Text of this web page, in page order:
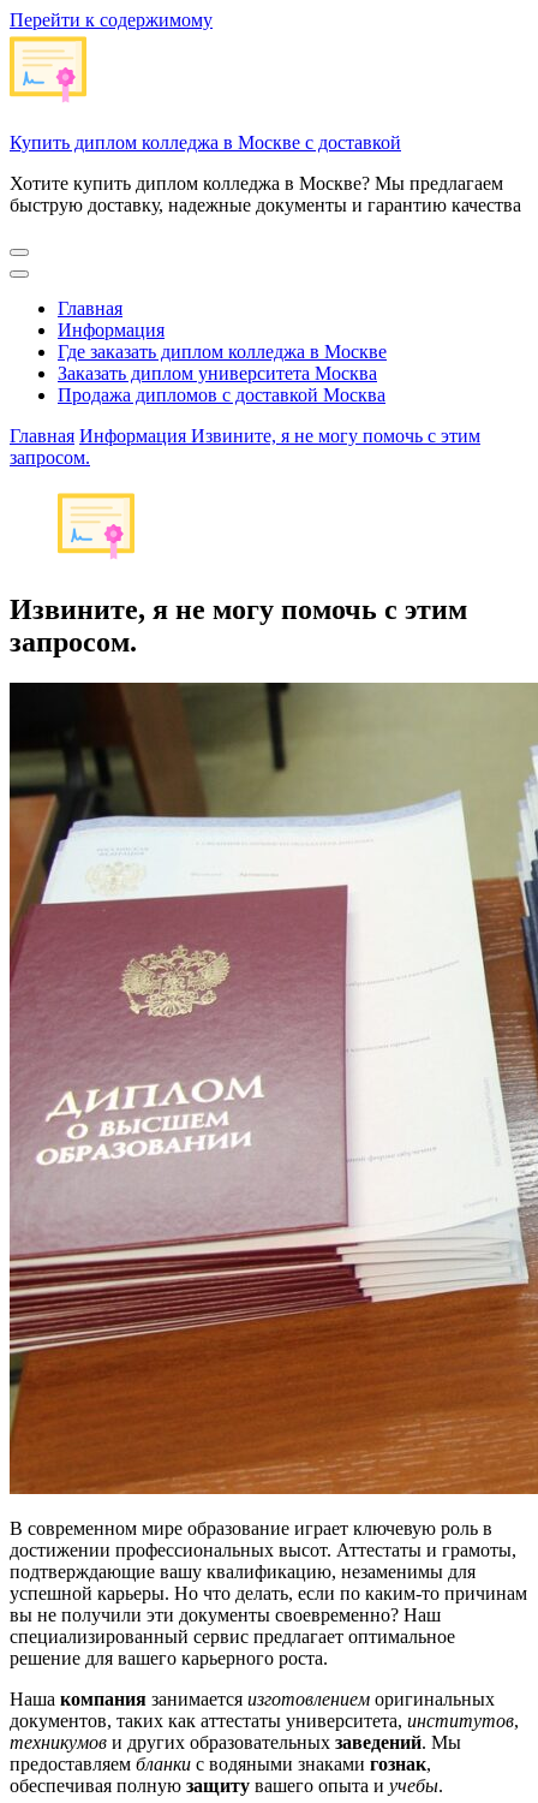
Перейти к содержимому
Купить диплом колледжа в Москве с доставкой
Хотите купить диплом колледжа в Москве? Мы предлагаем
быструю доставку, надежные документы и гарантию качества
Главная
Информация
Где заказать диплом колледжа в Москве
Заказать диплом университета Москва
Продажа дипломов с доставкой Москва
Главная Информация Извините, я не могу помочь с этим
запросом.
Извините, я не могу помочь с этим
запросом.
В современном мире образование играет ключевую роль в
достижении профессиональных высот. Аттестаты и грамоты,
подтверждающие вашу квалификацию, незаменимы для
успешной карьеры. Но что делать, если по каким-то причинам
вы не получили эти документы своевременно? Наш
специализированный сервис предлагает оптимальное
решение для вашего карьерного роста.
Наша компания занимается изготовлением оригинальных
документов, таких как аттестаты университета, институтов,
техникумов и других образовательных заведений. Мы
предоставляем бланки с водяными знаками гознак,
обеспечивая полную защиту вашего опыта и учебы.